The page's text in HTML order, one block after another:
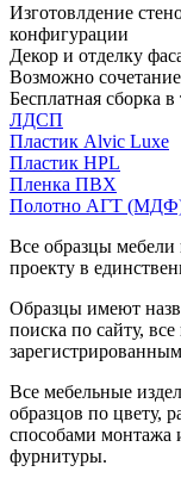
Изготовлдение
конфигурации
Декор и отделку
Возможно
Бесплатная сборка
ЛДСП
Пластик Alvic Luxe
Пластик HPL
Пленка ПВХ
Полотно АГТ
Все образцы
проекту в
Образцы имеют
поиска по сайту,
Все мебельные
образцов по цвету,
способами монтажа
фурнитуры.